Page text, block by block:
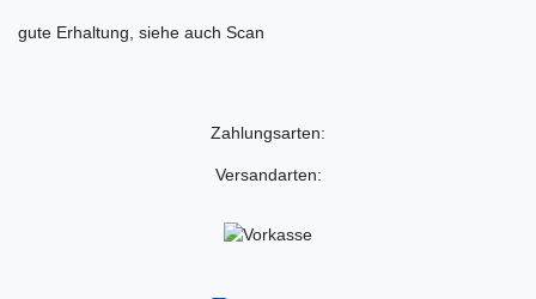
gute Erhaltung, siehe auch Scan
Zahlungsarten:
Versandarten: